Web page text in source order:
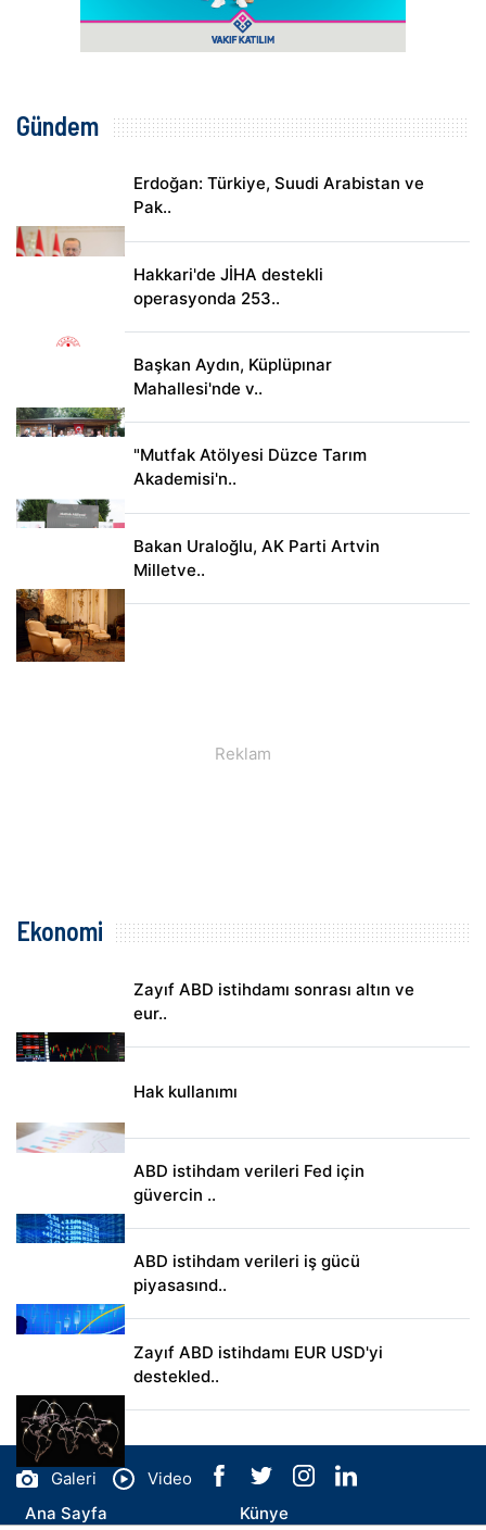
Gündem
Erdoğan: Türkiye, Suudi Arabistan ve
Pak..
Hakkari'de JİHA destekli
operasyonda 253..
Başkan Aydın, Küplüpınar
Mahallesi'nde v..
"Mutfak Atölyesi Düzce Tarım
Akademisi'n..
Bakan Uraloğlu, AK Parti Artvin
Milletve..
Ekonomi
Zayıf ABD istihdamı sonrası altın ve
eur..
Hak kullanımı
ABD istihdam verileri Fed için
güvercin ..
ABD istihdam verileri iş gücü
piyasasınd..
Zayıf ABD istihdamı EUR USD'yi
destekled..
Galeri
Video
Ana Sayfa
Künye